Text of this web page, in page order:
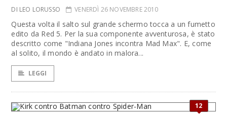
DI LEO LORUSSO VENERDÌ 26 NOVEMBRE 2010
Questa volta il salto sul grande schermo tocca a un fumetto
edito da Red 5. Per la sua componente avventurosa, è stato
descritto come "Indiana Jones incontra Mad Max". E, come
al solito, il mondo è andato in malora...
LEGGI
12